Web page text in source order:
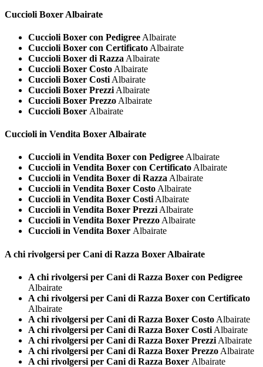
Cuccioli Boxer Albairate
Cuccioli Boxer con Pedigree Albairate
Cuccioli Boxer con Certificato Albairate
Cuccioli Boxer di Razza Albairate
Cuccioli Boxer Costo Albairate
Cuccioli Boxer Costi Albairate
Cuccioli Boxer Prezzi Albairate
Cuccioli Boxer Prezzo Albairate
Cuccioli Boxer Albairate
Cuccioli in Vendita Boxer Albairate
Cuccioli in Vendita Boxer con Pedigree Albairate
Cuccioli in Vendita Boxer con Certificato Albairate
Cuccioli in Vendita Boxer di Razza Albairate
Cuccioli in Vendita Boxer Costo Albairate
Cuccioli in Vendita Boxer Costi Albairate
Cuccioli in Vendita Boxer Prezzi Albairate
Cuccioli in Vendita Boxer Prezzo Albairate
Cuccioli in Vendita Boxer Albairate
A chi rivolgersi per Cani di Razza Boxer Albairate
A chi rivolgersi per Cani di Razza Boxer con Pedigree
Albairate
A chi rivolgersi per Cani di Razza Boxer con Certificato
Albairate
A chi rivolgersi per Cani di Razza Boxer Costo Albairate
A chi rivolgersi per Cani di Razza Boxer Costi Albairate
A chi rivolgersi per Cani di Razza Boxer Prezzi Albairate
A chi rivolgersi per Cani di Razza Boxer Prezzo Albairate
A chi rivolgersi per Cani di Razza Boxer Albairate